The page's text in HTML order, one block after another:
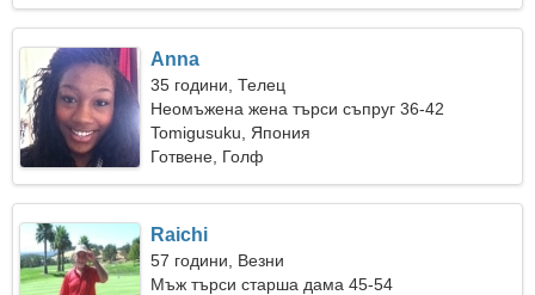
Anna
35 години, Телец
Неомъжена жена търси съпруг 36-42
Tomigusuku, Япония
Готвене, Голф
Raichi
57 години, Везни
Мъж търси старша дама 45-54